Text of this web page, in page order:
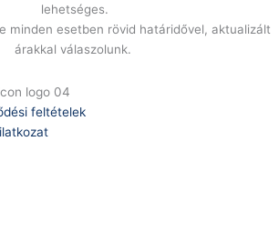
lehetséges.
minden esetben rövid határidővel, aktualizált
árakkal válaszolunk.
feltételek